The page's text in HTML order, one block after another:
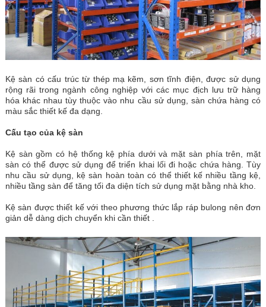
Kệ sàn có cấu trúc từ thép mạ kẽm, sơn tĩnh điện, được sử dụng
rộng rãi trong ngành công nghiệp với các mục địch lưu trữ hàng
hóa khác nhau tùy thuộc vào nhu cầu sử dụng, sàn chứa hàng có
màu sắc thiết kế đa dạng.
Cấu tạo của kệ sàn
Kệ sàn gồm có hệ thống kệ phía dưới và mặt sàn phía trên, mặt
sàn có thể được sử dụng để triển khai lối đi hoặc chứa hàng. Tùy
nhu cầu sử dụng, kệ sàn hoàn toàn có thể thiết kế nhiều tầng kệ,
nhiều tầng sàn để tăng tối đa diện tích sử dụng mặt bằng nhà kho.
Kệ sàn được thiết kế với theo phương thức lắp ráp bulong nên đơn
giản dễ dàng dịch chuyển khi cần thiết .